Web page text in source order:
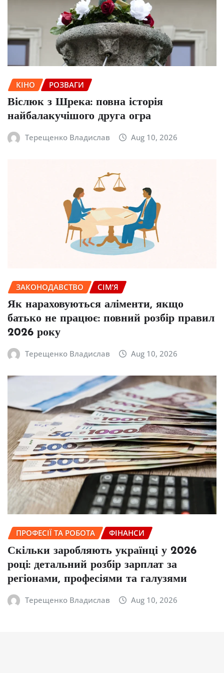
КІНО РОЗВАГИ
Віслюк з Шрека: повна історія
найбалакучішого друга огра
Терещенко Владислав Aug 10, 2026
ЗАКОНОДАВСТВО СІМ’Я
Як нараховуються аліменти, якщо
батько не працює: повний розбір правил
2026 року
Терещенко Владислав Aug 10, 2026
ПРОФЕСІЇ ТА РОБОТА ФІНАНСИ
Скільки заробляють українці у 2026
році: детальний розбір зарплат за
регіонами, професіями та галузями
Терещенко Владислав Aug 10, 2026